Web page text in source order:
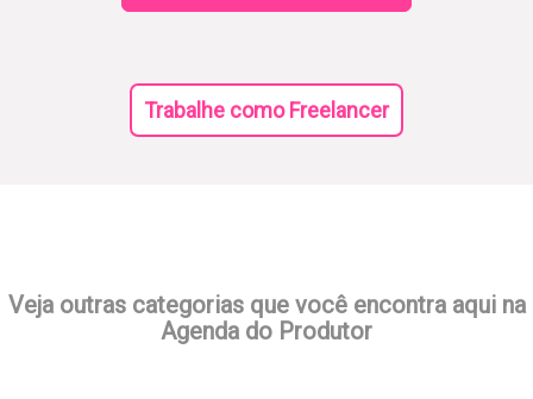
Trabalhe como Freelancer
Veja outras categorias que você encontra aqui na
Agenda do Produtor